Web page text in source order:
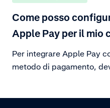
Come posso
Apple Pay per il mio
Per integrare Apple Pay
metodo di pagamento,